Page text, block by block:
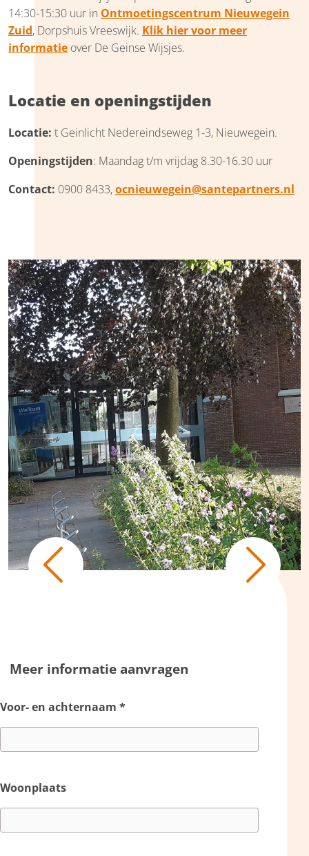
14:30-15:30 uur in Ontmoetingscentrum Nieuwegein
Zuid, Dorpshuis Vreeswijk. Klik hier voor meer
informatie over De Geinse Wijsjes.
Locatie en openingstijden
Locatie: t Geinlicht Nedereindseweg 1-3, Nieuwegein.
Openingstijden: Maandag t/m vrijdag 8.30-16.30 uur
Contact: 0900 8433,ocnieuwegein@santepartners.nl
Previous Next
Meer informatie aanvragen
Voor- en achternaam *
Woonplaats